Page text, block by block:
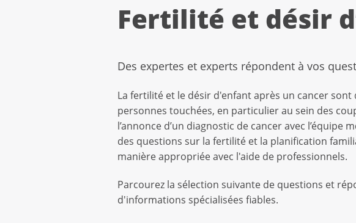
Fertilité et désir
Des expertes et experts répondent à vos
La fertilité et le désir d'enfant après un cancer
personnes touchées, en particulier au sein des
l’annonce d’un diagnostic de cancer avec
des questions sur la fertilité et la planification
manière appropriée avec l'aide de professionnels.
Parcourez la sélection suivante de questions et
d'informations spécialisées fiables.